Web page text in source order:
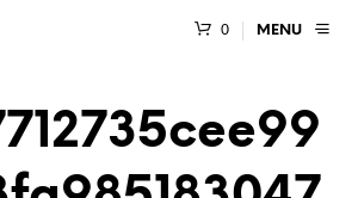
0 MENU